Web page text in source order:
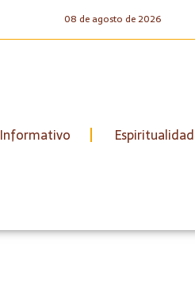
08 de agosto de 2026
Informativo